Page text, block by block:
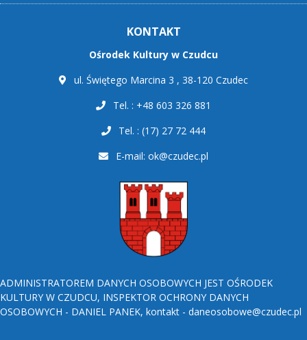
KONTAKT
Ośrodek Kultury w Czudcu
ul. Świętego Marcina 3 , 38-120 Czudec
Tel. : +48 603 326 881
Tel. : (17) 27 72 444
E-mail: ok@czudec.pl
ADMINISTRATOREM DANYCH OSOBOWYCH JEST OŚRODEK
KULTURY W CZUDCU, INSPEKTOR OCHRONY DANYCH
OSOBOWYCH - DANIEL PANEK, kontakt - daneosobowe@czudec.pl